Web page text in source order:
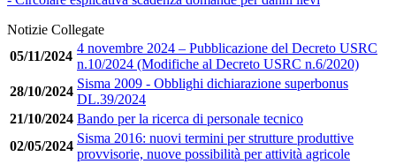
Notizie Collegate
05/11/2024
4 novembre 2024 – Pubblicazione del Decreto USRC
n.10/2024 (Modifiche al Decreto USRC n.6/2020)
28/10/2024
Sisma 2009 - Obblighi dichiarazione superbonus
DL.39/2024
21/10/2024 Bando per la ricerca di personale tecnico
02/05/2024
Sisma 2016: nuovi termini per strutture produttive
provvisorie, nuove possibilità per attività agricole